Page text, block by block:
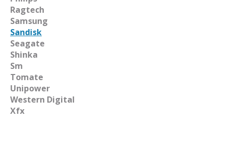
Ragtech
Samsung
Sandisk
Seagate
Shinka
Sm
Tomate
Unipower
Western Digital
Xfx